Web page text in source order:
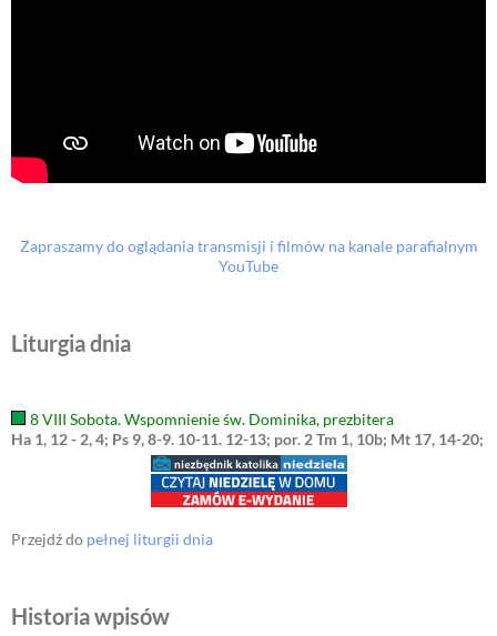
Zapraszamy do oglądania transmisji i filmów na kanale parafialnym
YouTube
Liturgia dnia
8 VIII Sobota. Wspomnienie św. Dominika, prezbitera
Ha 1, 12 - 2, 4; Ps 9, 8-9. 10-11. 12-13; por. 2 Tm 1, 10b; Mt 17, 14-20;
Przejdź do pełnej liturgii dnia
Historia wpisów